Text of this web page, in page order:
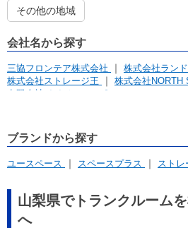
その他の地域
会社名から探す
三協フロンテア株式会社
株式会社ラン
株式会社ストレージ王
株式会社NORTH
有限会社イイジマコーポレーション
ブランドから探す
ユースペース スペースプラス ストレ
山梨県でトランクルーム
へ